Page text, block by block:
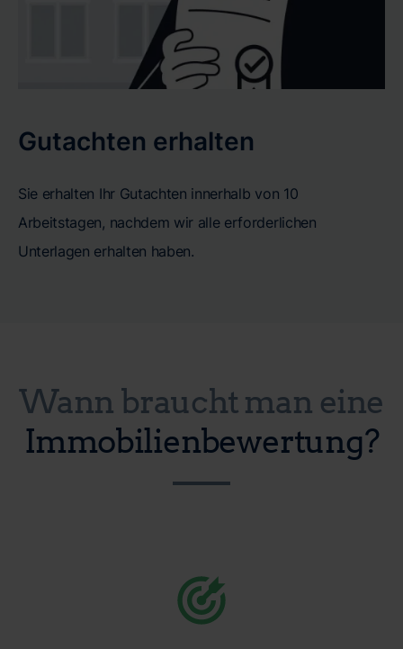
Gutachten erhalten
Sie erhalten Ihr Gutachten innerhalb von 10
Arbeitstagen, nachdem wir alle erforderlichen
Unterlagen erhalten haben.
Wann braucht man eine
Immobilienbewertung?